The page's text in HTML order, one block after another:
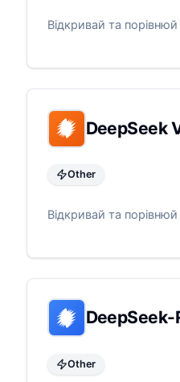
Відкривай та
DeepSeek
Other
Відкривай та
DeepSeek-
Other